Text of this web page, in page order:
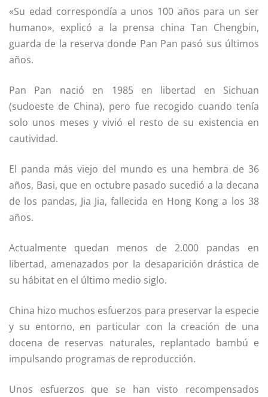
«Su edad correspondía a unos 100 años para un ser
humano», explicó a la prensa china Tan Chengbin,
guarda de la reserva donde Pan Pan pasó sus últimos
años.
Pan Pan nació en 1985 en libertad en Sichuan
(sudoeste de China), pero fue recogido cuando tenía
solo unos meses y vivió el resto de su existencia en
cautividad.
El panda más viejo del mundo es una hembra de 36
años, Basi, que en octubre pasado sucedió a la decana
de los pandas, Jia Jia, fallecida en Hong Kong a los 38
años.
Actualmente quedan menos de 2.000 pandas en
libertad, amenazados por la desaparición drástica de
su hábitat en el último medio siglo.
China hizo muchos esfuerzos para preservar la especie
y su entorno, en particular con la creación de una
docena de reservas naturales, replantado bambú e
impulsando programas de reproducción.
Unos esfuerzos que se han visto recompensados